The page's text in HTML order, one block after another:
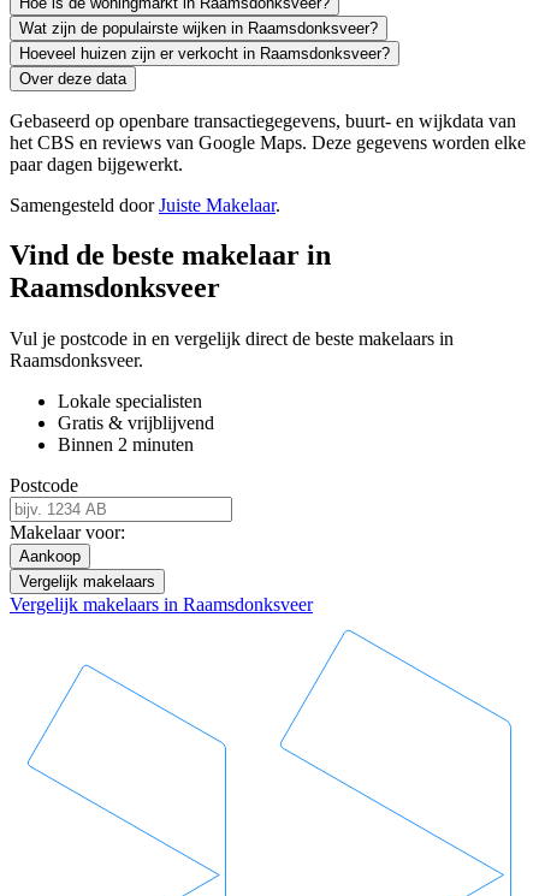
Wat zijn de populairste wijken in Raamsdonksveer?
Hoeveel huizen zijn er verkocht in Raamsdonksveer?
Over deze data
Gebaseerd op openbare transactiegegevens, buurt- en wijkdata van
het CBS en reviews van Google Maps. Deze gegevens worden elke
paar dagen bijgewerkt.
Samengesteld doorJuiste Makelaar.
Vind de beste makelaar in
Raamsdonksveer
Vul je postcode in en vergelijk direct de beste makelaars in
Raamsdonksveer.
Lokale specialisten
Gratis & vrijblijvend
Binnen 2 minuten
Postcode
Makelaar voor:
Aankoop
Vergelijk makelaars
Vergelijk makelaars in Raamsdonksveer